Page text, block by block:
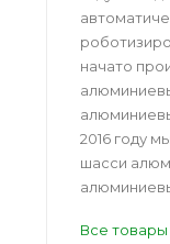
начато
2016 году
шасси
Все товары